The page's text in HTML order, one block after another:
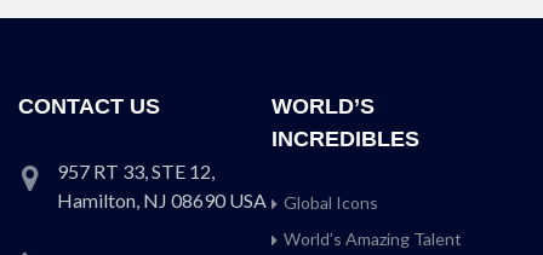
CONTACT US
957 RT 33, STE 12,
Hamilton, NJ 08690 USA
WORLD’S
INCREDIBLES
Global Icons
World’s Amazing Talent